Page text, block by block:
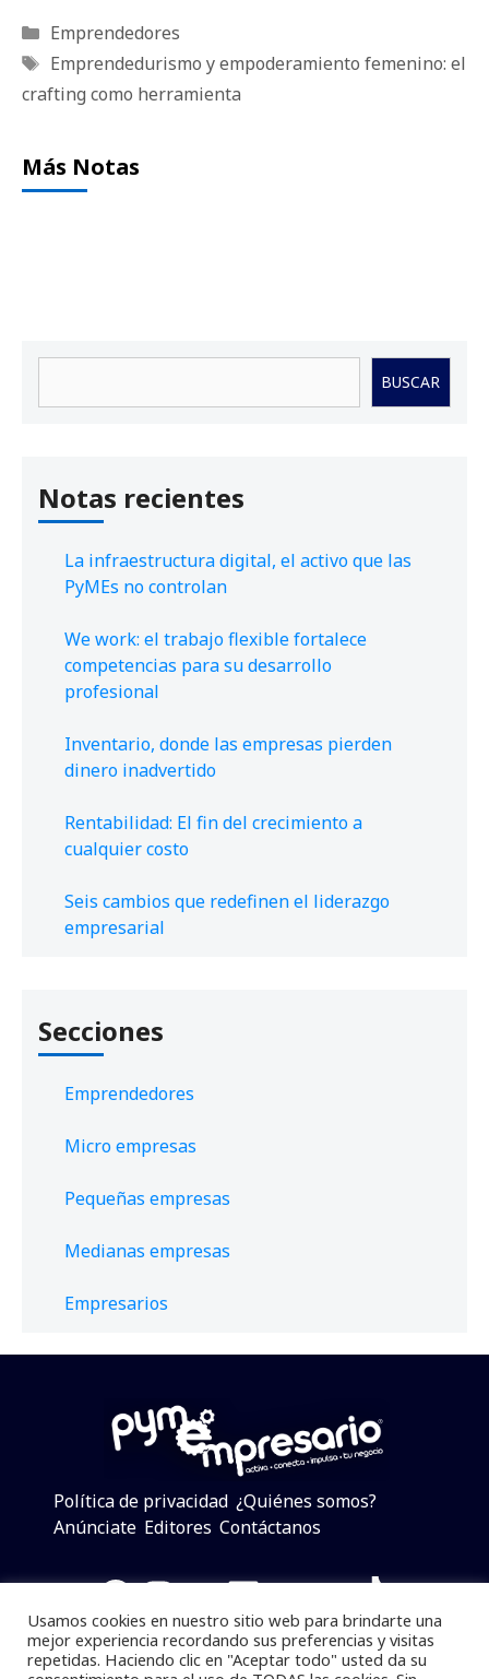
Categorías
Emprendedores
Etiquetas
Emprendedurismo y empoderamiento femenino: el
crafting como herramienta
Más Notas
BUSCAR
Notas recientes
La infraestructura digital, el activo que las
PyMEs no controlan
We work: el trabajo flexible fortalece
competencias para su desarrollo
profesional
Inventario, donde las empresas pierden
dinero inadvertido
Rentabilidad: El fin del crecimiento a
cualquier costo
Seis cambios que redefinen el liderazgo
empresarial
Secciones
Emprendedores
Micro empresas
Pequeñas empresas
Medianas empresas
Empresarios
Política de privacidad ¿Quiénes somos?
Anúnciate Editores Contáctanos
Facebook
Instagram
Twitter
LinkedIn
Telegram
YouTube
TikTok
Usamos cookies en nuestro sitio web para brindarte una
mejor experiencia recordando sus preferencias y visitas
repetidas. Haciendo clic en "Aceptar todo" usted da su